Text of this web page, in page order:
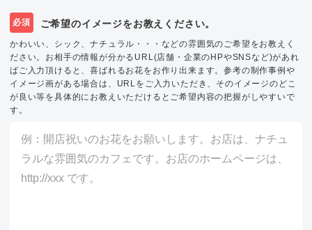
必須 ご希望のイメージをお教えください。
かわいい、シック、ナチュラル・・・などの雰囲気のご希望をお教えく
ださい。お相手の情報が分かるURL(店舗・企業のHPやSNSなど)があれ
ばご入力頂けると、喜ばれるお花をお作り出来ます。参考の制作事例や
イメージ画がある場合は、URLをご入力いただき、そのイメージのどこ
が良い等を具体的にお教えいただけるとご希望内容の把握がしやすいで
す。